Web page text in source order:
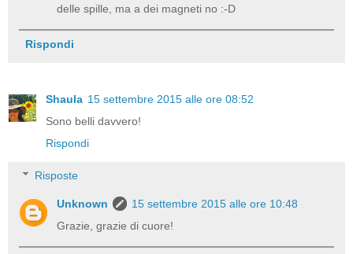
delle spille, ma a dei magneti no :-D
Rispondi
Shaula 15 settembre 2015 alle ore 08:52
Sono belli davvero!
Rispondi
Risposte
Unknown
15 settembre 2015 alle ore 10:48
Grazie, grazie di cuore!